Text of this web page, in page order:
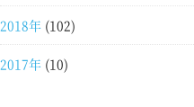
2018年 (102)
2017年 (10)